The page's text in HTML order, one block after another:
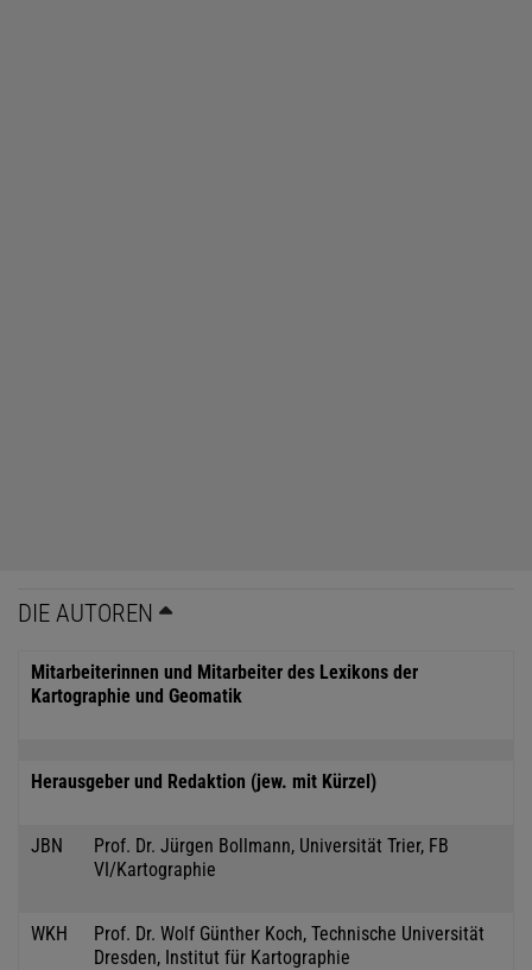
DIE AUTOREN
Mitarbeiterinnen und Mitarbeiter des Lexikons der
Kartographie und Geomatik
Herausgeber und Redaktion (jew. mit Kürzel)
JBN
Prof. Dr. Jürgen Bollmann, Universität Trier, FB
VI/Kartographie
WKH
Prof. Dr. Wolf Günther Koch, Technische Universität
Dresden, Institut für Kartographie